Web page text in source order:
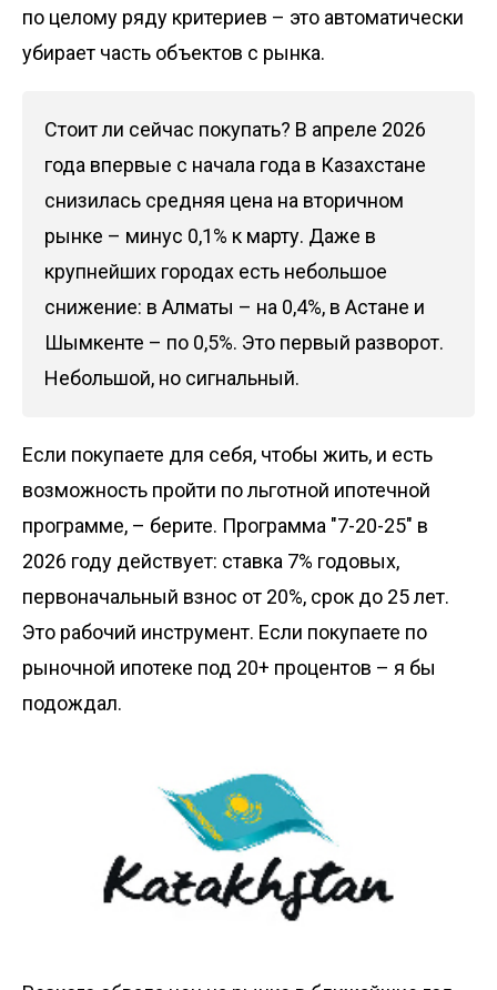
по целому ряду критериев – это автоматически
убирает часть объектов с рынка.
Стоит ли сейчас покупать? В апреле 2026
года впервые с начала года в Казахстане
снизилась средняя цена на вторичном
рынке – минус 0,1% к марту. Даже в
крупнейших городах есть небольшое
снижение: в Алматы – на 0,4%, в Астане и
Шымкенте – по 0,5%. Это первый разворот.
Небольшой, но сигнальный.
Если покупаете для себя, чтобы жить, и есть
возможность пройти по льготной ипотечной
программе, – берите. Программа "7-20-25" в
2026 году действует: ставка 7% годовых,
первоначальный взнос от 20%, срок до 25 лет.
Это рабочий инструмент. Если покупаете по
рыночной ипотеке под 20+ процентов – я бы
подождал.